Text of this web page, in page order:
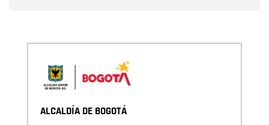
ALCALDÍA DE BOGOTÁ